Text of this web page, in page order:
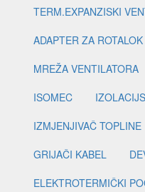
TERM.EXPANZISKI
ADAPTER ZA ROTALOK
MREŽA VENTILATORA
ISOMEC
IZMJENJIVAČ TOPLINE
GRIJAČI KABEL
ELEKTROTERMIČKI